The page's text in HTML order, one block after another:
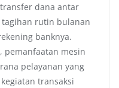
dana antar
rutin bulanan
banknya.
pemanfaatan mesin
pelayanan yang
transaksi